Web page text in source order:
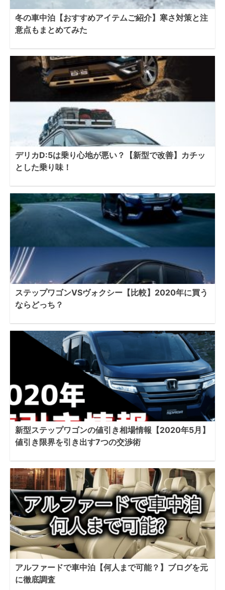
冬の車中泊【おすすめアイテムご紹介】寒さ対策と注
意点もまとめてみた
デリカD:5は乗り心地が悪い？【新型で改善】カチッ
とした乗り味！
ステップワゴンVSヴォクシー【比較】2020年に買う
ならどっち？
新型ステップワゴンの値引き相場情報【2020年5月】
値引き限界を引き出す7つの交渉術
アルファードで車中泊【何人まで可能？】ブログを元
に徹底調査